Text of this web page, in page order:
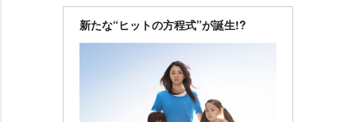
新たな“ヒットの方程式”が誕生!?